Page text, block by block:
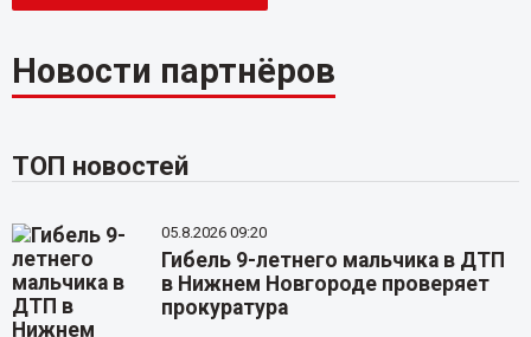
Новости партнёров
ТОП новостей
05.8.2026 09:20
Гибель 9-летнего мальчика в ДТП
в Нижнем Новгороде проверяет
прокуратура